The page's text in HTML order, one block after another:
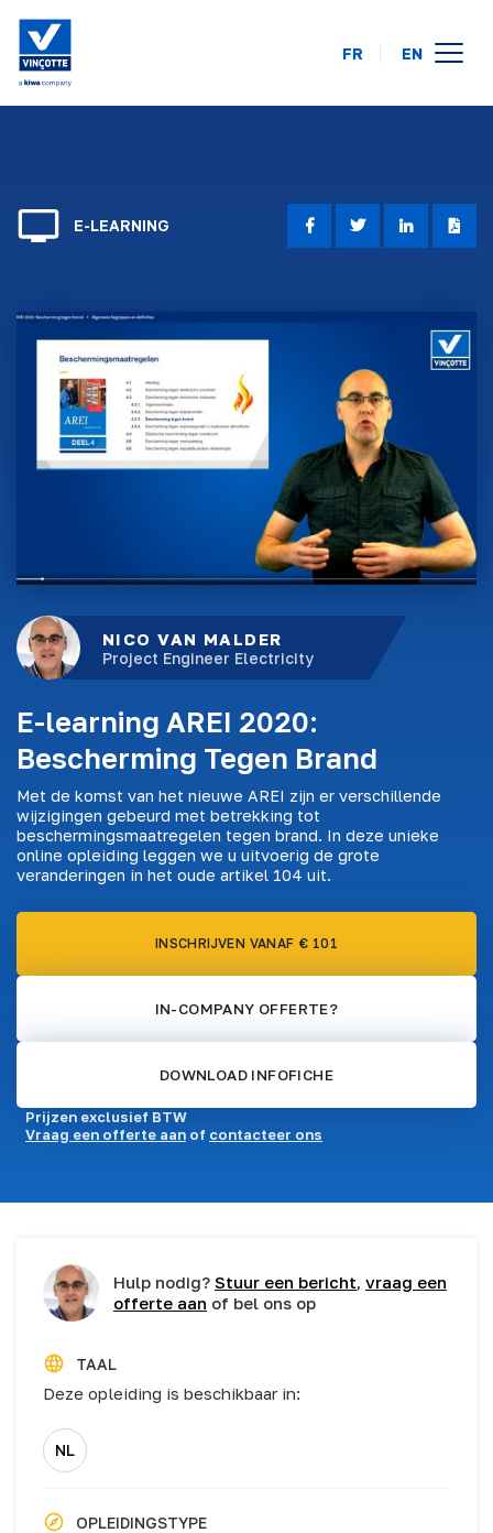
opleidingskalender
op uw locatie
FAQ
contact
FR EN
NICO VAN MALDER
Project Engineer Electricity
E-learning AREI 2020:
Bescherming Tegen Brand
Met de komst van het nieuwe AREI zijn er verschillende
wijzigingen gebeurd met betrekking tot
beschermingsmaatregelen tegen brand. In deze unieke
online opleiding leggen we u uitvoerig de grote
veranderingen in het oude artikel 104 uit.
INSCHRIJVEN VANAF € 101
IN-COMPANY OFFERTE?
DOWNLOAD INFOFICHE
Prijzen exclusief BTW
Vraag een offerte aan of contacteer ons
E-LEARNING
Hulp nodig? Stuur een bericht, vraag een
offerte aan of bel ons op
TAAL
Deze opleiding is beschikbaar in:
NL
OPLEIDINGSTYPE